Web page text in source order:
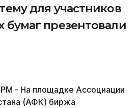
для участников
презентовали
- На площадке Ассоциации
(АФК) биржа